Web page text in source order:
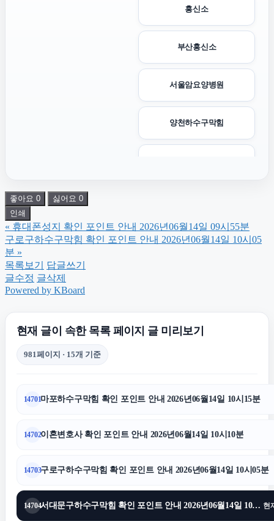
흥신소
부산흥신소
서울암요양병원
양천하수구막힘
대구이혼전문변호사
광진구하수구막힘
이혼소송
동탄임플란트
좋아요 0 싫어요 0
인쇄
« 휴대폰성지 확인 포인트 안내 2026년06월14일 09시55분
구로구하수구막힘 확인 포인트 안내 2026년06월14일 10시05
분 »
목록보기
답글쓰기
글수정 글삭제
Powered by KBoard
현재 글이 속한 목록 페이지 글 미리보기
981페이지 · 15개 기준
14701마포하수구막힘 확인 포인트 안내 2026년06월14일 10시15분
14702이혼변호사 확인 포인트 안내 2026년06월14일 10시10분
14703구로구하수구막힘 확인 포인트 안내 2026년06월14일 10시05분
14704 서대문구하수구막힘 확인 포인트 안내 2026년06월14일 10시02분 현